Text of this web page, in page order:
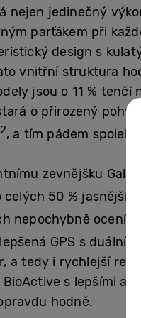
nejen jedinečný
parťákem při
design s
vnitřní struktura
jsou o 11 %
o přirozený
2, a tím pádem
zevnějšku
celých 50 % jasnější
nepochybně ocení.
GPS s duální
a tedy i rychlejší
BioActive s lepšími
hodně.